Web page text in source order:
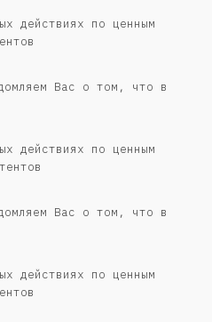
действиях по ценным
Вас о том, что в
действиях по ценным
Вас о том, что в
действиях по ценным